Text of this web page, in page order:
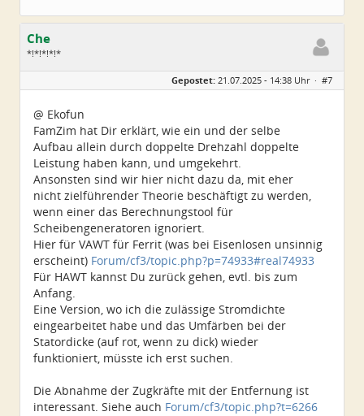
Che
*!*!*!*!*
Geschlecht:
Alter:
72
Dabei seit:
Gepostet: 21.07.2025 - 14:38 Uhr · #7
@ Ekofun
FamZim hat Dir erklärt, wie ein und der selbe
Aufbau allein durch doppelte Drehzahl doppelte
Leistung haben kann, und umgekehrt.
Ansonsten sind wir hier nicht dazu da, mit eher
nicht zielführender Theorie beschäftigt zu werden,
wenn einer das Berechnungstool für
Scheibengeneratoren ignoriert.
Hier für VAWT für Ferrit (was bei Eisenlosen unsinnig
erscheint) Forum/cf3/topic.php?p=74933#real74933
Für HAWT kannst Du zurück gehen, evtl. bis zum
Anfang.
Eine Version, wo ich die zulässige Stromdichte
eingearbeitet habe und das Umfärben bei der
Statordicke (auf rot, wenn zu dick) wieder
funktioniert, müsste ich erst suchen.
Die Abnahme der Zugkräfte mit der Entfernung ist
interessant. Siehe auch Forum/cf3/topic.php?t=6266